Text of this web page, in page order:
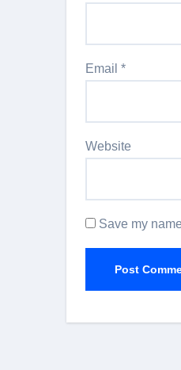
Email *
Website
Save my